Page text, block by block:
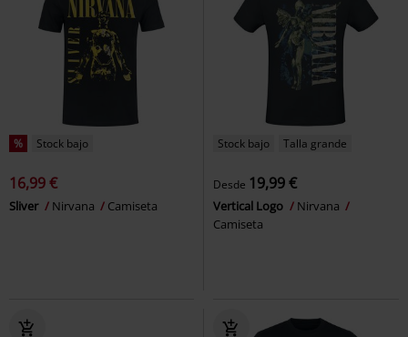
% Stock bajo
16,99 €
Sliver Nirvana Camiseta
Stock bajo Talla grande
Desde 19,99 €
Vertical Logo
Nirvana
Camiseta